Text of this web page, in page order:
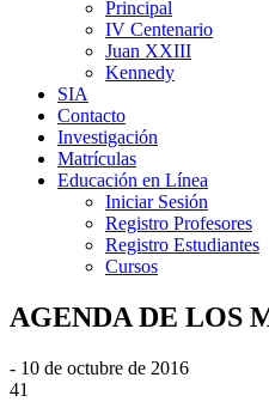
Principal
IV Centenario
Juan XXIII
Kennedy
SIA
Contacto
Investigación
Matrículas
Educación en Línea
Iniciar Sesión
Registro Profesores
Registro Estudiantes
Cursos
AGENDA DE LOS
- 10 de octubre de 2016
41